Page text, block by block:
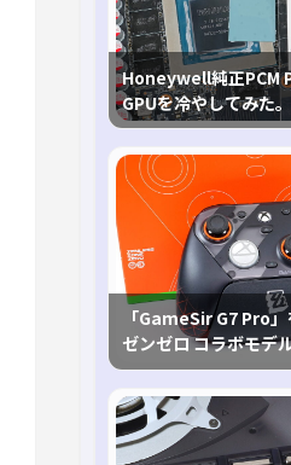
Honeywell純正PCM
GPUを冷やしてみた。
「GameSir G7 Pro」
ゼンゼロ コラボモデ